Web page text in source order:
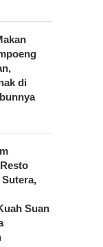
di
Suan